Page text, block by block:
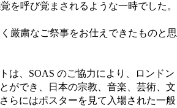
を呼び覚まされるような一時でした。
厳粛なご祭事をお仕えできたものと思
は、SOAS のご協力により、ロンドン
ができ、日本の宗教、音楽、芸術、文
らにはポスターを見て入場された一般